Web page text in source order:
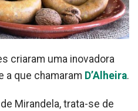
criaram uma inovadora
a que chamaram D’Alheira.
Mirandela, trata-se de